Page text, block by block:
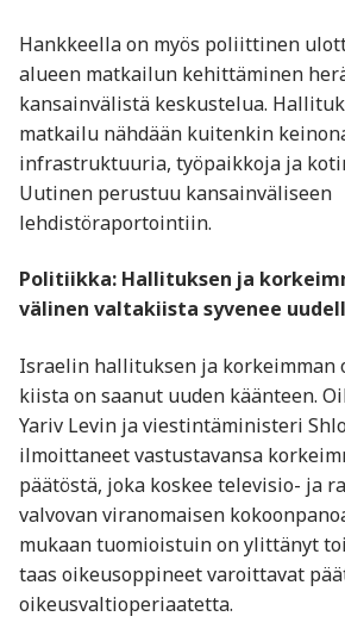
Hankkeella on myös poliittinen
alueen matkailun kehittäminen
kansainvälistä keskustelua.
matkailu nähdään kuitenkin
infrastruktuuria, työpaikkoja ja
Uutinen perustuu kansainväliseen
lehdistöraportointiin.
Politiikka: Hallituksen ja
välinen valtakiista syvenee
Israelin hallituksen ja korkeimman
kiista on saanut uuden käänteen.
Yariv Levin ja viestintäministeri
ilmoittaneet vastustavansa
päätöstä, joka koskee televisio- ja
valvovan viranomaisen
mukaan tuomioistuin on ylittänyt
taas oikeusoppineet varoittavat
oikeusvaltioperiaatetta.